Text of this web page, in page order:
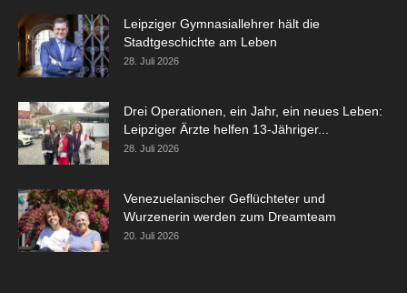
Leipziger Gymnasiallehrer hält die
Stadtgeschichte am Leben
28. Juli 2026
Drei Operationen, ein Jahr, ein neues Leben:
Leipziger Ärzte helfen 13-Jähriger...
28. Juli 2026
Venezuelanischer Geflüchteter und
Wurzenerin werden zum Dreamteam
20. Juli 2026